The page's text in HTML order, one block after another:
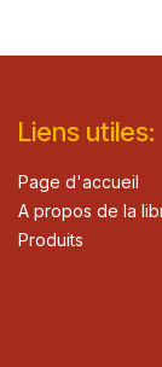
Lie​ns utiles:
Page d'accueil
A propos de la
Produits